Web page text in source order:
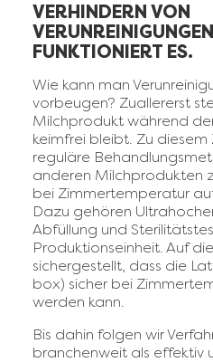
VERHINDERN VON
FUNKTIONIERT ES.
Wie kann man
vorbeugen? Zuallererst
Milchprodukt während
keimfrei bleibt. Zu diesem
reguläre
anderen Milchprodukten
bei Zimmertemperatur
Dazu gehören
Abfüllung und
Produktionseinheit. Auf
sichergestellt, dass die
box) sicher bei
werden kann.
Bis dahin folgen wir
branchenweit als effektiv